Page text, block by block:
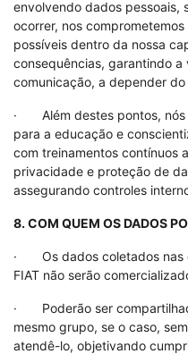
envolvendo dados pessoais,
ocorrer, nos
possíveis dentro da nossa
consequências, garantindo
comunicação, a depender
· Além destes pontos, nós
para a educação e
com treinamentos contínuos
privacidade e proteção de
assegurando controles
8. COM QUEM OS DADOS
· Os dados coletados nas
FIAT não serão
· Poderão ser
mesmo grupo, se o caso,
atendê-lo, objetivando